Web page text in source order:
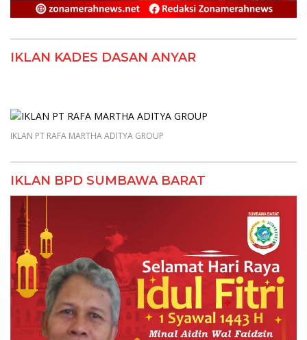
IKLAN KADES DASAN ANYAR
IKLAN PT RAFA MARTHA ADITYA GROUP
IKLAN BPD SUMBAWA BARAT